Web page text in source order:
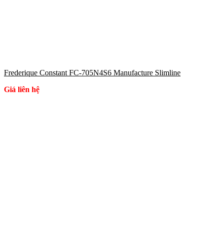
Frederique Constant FC-705N4S6 Manufacture Slimline
Giá liên hệ